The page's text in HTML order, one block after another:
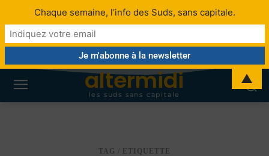
altermidi
les suds sans capitale
TAG / ETIQUETTE
Chaque semaine, l’info des Suds, sans capitale.
▲